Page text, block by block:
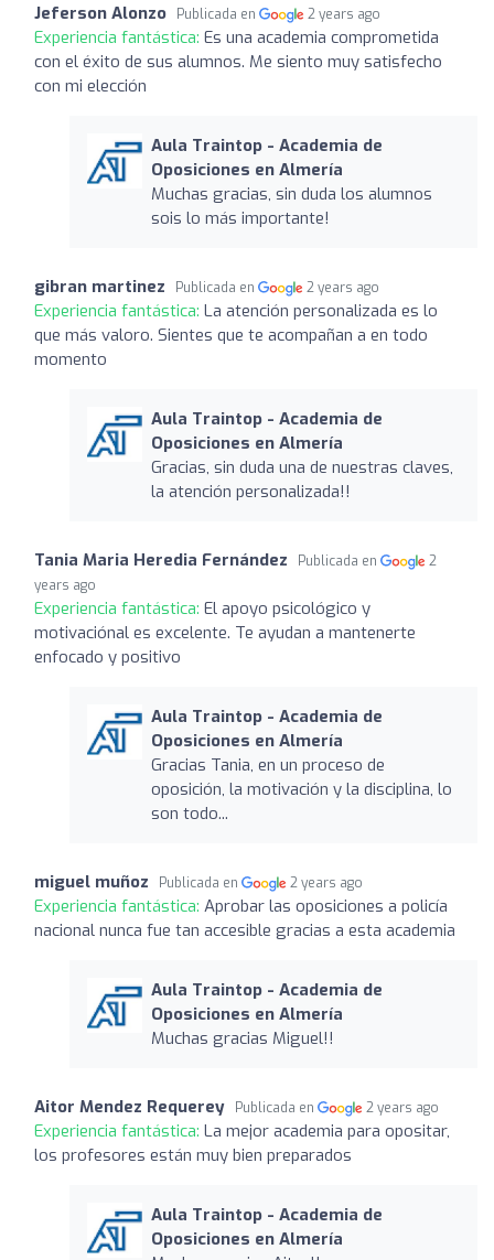
Jeferson Alonzo Publicada en 2 years ago
Experiencia fantástica: Es una academia comprometida
con el éxito de sus alumnos. Me siento muy satisfecho
con mi elección
Aula Traintop - Academia de
Oposiciones en Almería
Muchas gracias, sin duda los alumnos
sois lo más importante!
gibran martinez Publicada en 2 years ago
Experiencia fantástica: La atención personalizada es lo
que más valoro. Sientes que te acompañan a en todo
momento
Aula Traintop - Academia de
Oposiciones en Almería
Gracias, sin duda una de nuestras claves,
la atención personalizada!!
Tania Maria Heredia Fernández Publicada en
2
years ago
Experiencia fantástica: El apoyo psicológico y
motivaciónal es excelente. Te ayudan a mantenerte
enfocado y positivo
Aula Traintop - Academia de
Oposiciones en Almería
Gracias Tania, en un proceso de
oposición, la motivación y la disciplina, lo
son todo...
miguel muñoz Publicada en 2 years ago
Experiencia fantástica: Aprobar las oposiciones a policía
nacional nunca fue tan accesible gracias a esta academia
Aula Traintop - Academia de
Oposiciones en Almería
Muchas gracias Miguel!!
Aitor Mendez Requerey Publicada en 2 years ago
Experiencia fantástica: La mejor academia para opositar,
los profesores están muy bien preparados
Aula Traintop - Academia de
Oposiciones en Almería